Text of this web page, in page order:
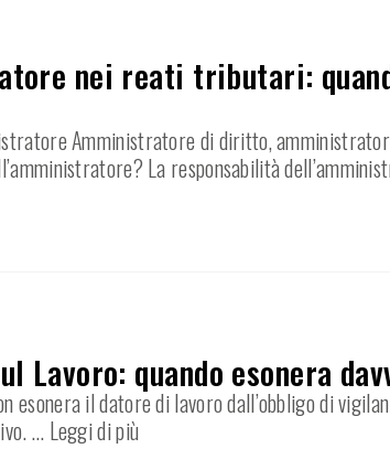
nei reati tributari:
Amministratore di diritto,
La responsabilità
Lavoro: quando esonera
il datore di lavoro dall’obbligo di
… Leggi di più